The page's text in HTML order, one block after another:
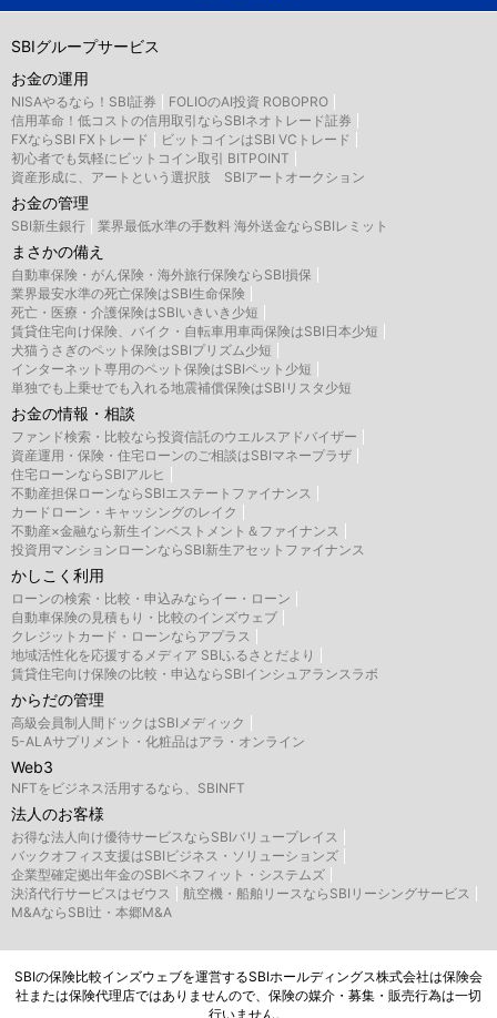
SBIグループサービス
お金の運用
NISAやるなら！SBI証券
FOLIOのAI投資 ROBOPRO
信用革命！低コストの信用取引ならSBIネオトレード証券
FXならSBI FXトレード
ビットコインはSBI VCトレード
初心者でも気軽にビットコイン取引 BITPOINT
資産形成に、アートという選択肢 SBIアートオークション
お金の管理
SBI新生銀行 業界最低水準の手数料 海外送金ならSBIレミット
まさかの備え
自動車保険・がん保険・海外旅行保険ならSBI損保
業界最安水準の死亡保険はSBI生命保険
死亡・医療・介護保険はSBIいきいき少短
賃貸住宅向け保険、バイク・自転車用車両保険はSBI日本少短
犬猫うさぎのペット保険はSBIプリズム少短
インターネット専用のペット保険はSBIペット少短
単独でも上乗せでも入れる地震補償保険はSBIリスタ少短
お金の情報・相談
ファンド検索・比較なら投資信託のウエルスアドバイザー
資産運用・保険・住宅ローンのご相談はSBIマネープラザ
住宅ローンならSBIアルヒ
不動産担保ローンならSBIエステートファイナンス
カードローン・キャッシングのレイク
不動産×金融なら新生インベストメント＆ファイナンス
投資用マンションローンならSBI新生アセットファイナンス
かしこく利用
ローンの検索・比較・申込みならイー・ローン
自動車保険の見積もり・比較のインズウェブ
クレジットカード・ローンならアプラス
地域活性化を応援するメディア SBIふるさとだより
賃貸住宅向け保険の比較・申込ならSBIインシュアランスラボ
からだの管理
高級会員制人間ドックはSBIメディック
5-ALAサプリメント・化粧品はアラ・オンライン
Web3
NFTをビジネス活用するなら、SBINFT
法人のお客様
お得な法人向け優待サービスならSBIバリュープレイス
バックオフィス支援はSBIビジネス・ソリューションズ
企業型確定拠出年金のSBIベネフィット・システムズ
決済代行サービスはゼウス
航空機・船舶リースならSBIリーシングサービス
M&AならSBI辻・本郷M&A
SBIの保険比較インズウェブを運営するSBIホールディングス株式会社は保険会
社または保険代理店ではありませんので、保険の媒介・募集・販売行為は一切
行いません。